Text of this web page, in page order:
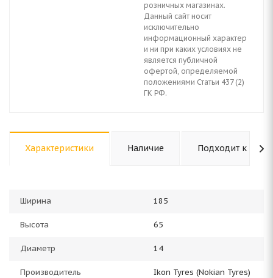
розничных магазинах.
Данный сайт носит
исключительно
информационный характер
и ни при каких условиях не
является публичной
офертой, определяемой
положениями Статьи 437 (2)
ГК РФ.
Характеристики Наличие Подходит к авто
Ширина 185
Высота 65
Диаметр 14
Производитель Ikon Tyres (Nokian Tyres)